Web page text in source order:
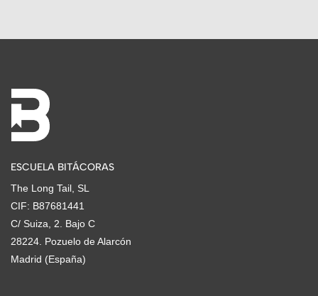
ESCUELA BITÁCORAS
The Long Tail, SL
CIF: B87681441
C/ Suiza, 2. Bajo C
28224. Pozuelo de Alarcón
Madrid (España)